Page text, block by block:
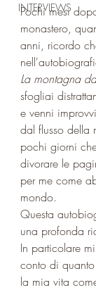
INTERVIEWS
Pochi mesi
monastero,
anni, ricordo
La montagna
sfogliai
e venni
dal flusso della
pochi giorni
divorare le
per me come
mondo.
Questa
una profonda
In particolare
conto di
la mia vita